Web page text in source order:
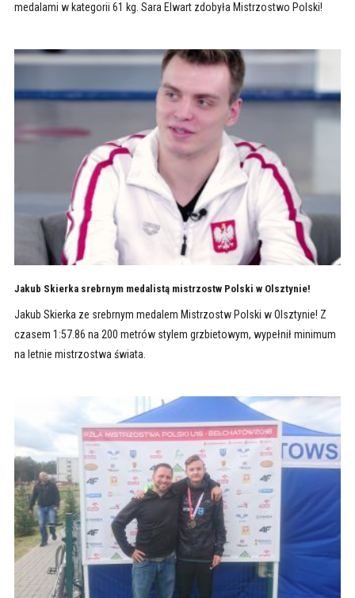
medalami w kategorii 61 kg. Sara Elwart zdobyła Mistrzostwo Polski!
Jakub Skierka srebrnym medalistą mistrzostw Polski w Olsztynie!
Jakub Skierka ze srebrnym medalem Mistrzostw Polski w Olsztynie! Z
czasem 1:57.86 na 200 metrów stylem grzbietowym, wypełnił minimum
na letnie mistrzostwa świata.